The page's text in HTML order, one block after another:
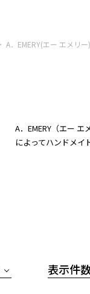
A．EMERY(エー エメリー)
A．EMERY（エー
によってハンドメイ
表示件